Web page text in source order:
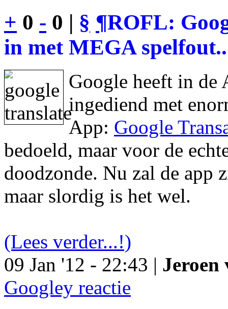
+ 0 - 0 | § ¶ROFL:
in met MEGA
Google heeft in de
ingediend met
App: Google
bedoeld, maar voor de
doodzonde. Nu zal de app
maar slordig is het wel.
(Lees verder...!)
09 Jan '12 - 22:43 | Jeroen
Googley reactie